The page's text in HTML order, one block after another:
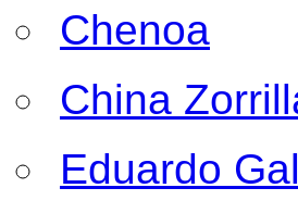
Chenoa
China
Eduardo